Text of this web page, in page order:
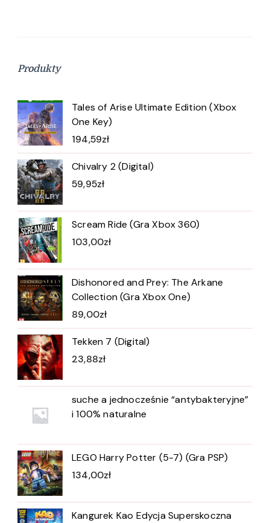
Produkty
Tales of Arise Ultimate Edition (Xbox
One Key)
194,59zł
Chivalry 2 (Digital)
59,95zł
Scream Ride (Gra Xbox 360)
103,00zł
Dishonored and Prey: The Arkane
Collection (Gra Xbox One)
89,00zł
Tekken 7 (Digital)
23,88zł
suche a jednocześnie “antybakteryjne”
i 100% naturalne
LEGO Harry Potter (5-7) (Gra PSP)
134,00zł
Kangurek Kao Edycja Superskoczna